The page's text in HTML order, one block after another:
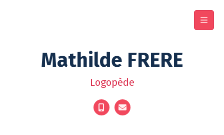
Mathilde FRERE
Logopède